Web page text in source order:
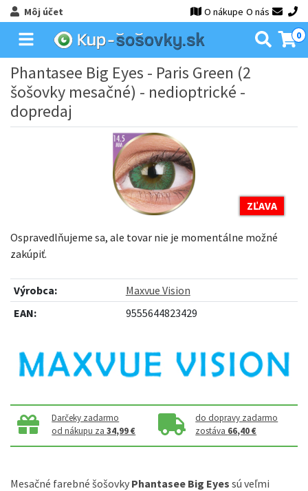
Môj účet O nákupe O nás
0
Phantasee Big Eyes - Paris Green (2
šošovky mesačné) - nedioptrické -
dopredaj
ZĽAVA
Ospravedlňujeme sa, ale tovar nie je momentálne možné
zakúpiť.
Výrobca:
Maxvue Vision
EAN:
9555644823429
Darčeky zadarmo
od nákupu za34,99 €
do dopravy zadarmo
zostáva 66,40 €
Mesačné farebné šošovky Phantasee Big Eyes sú veľmi